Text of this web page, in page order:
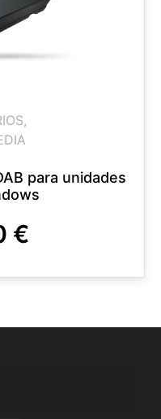
,
para unidades
€